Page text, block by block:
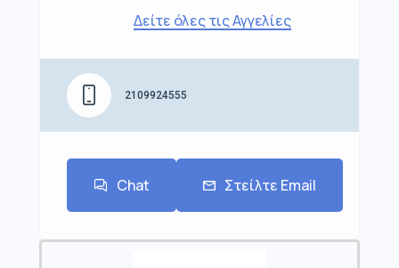
Δείτε όλες τις Αγγελίες
2109924555
Chat Στείλτε Email